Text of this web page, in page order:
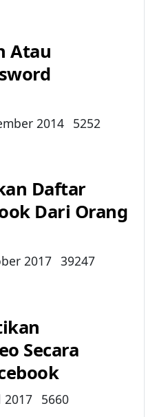
Atau
2014 5252
Daftar
Dari Orang
2017 39247
Secara
2017 5660